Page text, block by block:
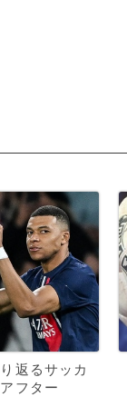
返るサッカ
フター